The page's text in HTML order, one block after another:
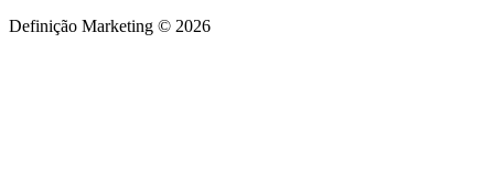
Definição Marketing © 2026